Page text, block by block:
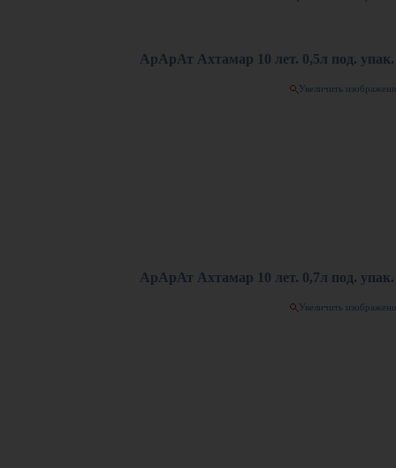
АрАрАт Ахтамар 10 лет. 0,5л под. упак.
Увеличить
АрАрАт Ахтамар 10 лет. 0,7л под. упак.
Увеличить